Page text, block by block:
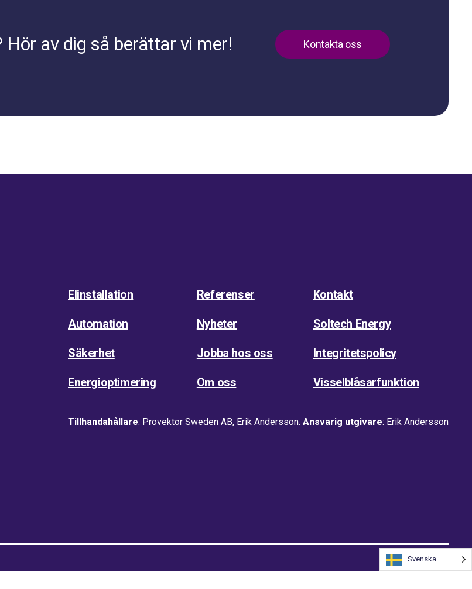
Hör av dig så berättar vi mer! Kontakta oss
Elinstallation
Automation
Säkerhet
Energioptimering
Referenser
Nyheter
Jobba hos oss
Om oss
Kontakt
Soltech Energy
Integritetspolicy
Visselblåsarfunktion
Tillhandahållare: Provektor Sweden AB, Erik Andersson. Ansvarig utgivare: Erik Andersson
Svenska